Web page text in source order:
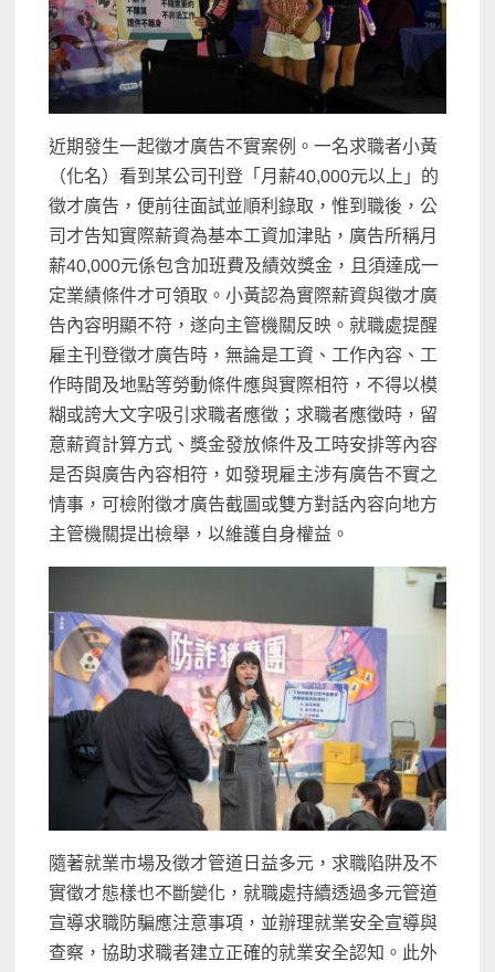
近期發生一起徵才廣告不實案例。一名求職者小黃
（化名）看到某公司刊登「月薪40,000元以上」的
徵才廣告，便前往面試並順利錄取，惟到職後，公
司才告知實際薪資為基本工資加津貼，廣告所稱月
薪40,000元係包含加班費及績效獎金，且須達成一
定業績條件才可領取。小黃認為實際薪資與徵才廣
告內容明顯不符，遂向主管機關反映。就職處提醒
雇主刊登徵才廣告時，無論是工資、工作內容、工
作時間及地點等勞動條件應與實際相符，不得以模
糊或誇大文字吸引求職者應徵；求職者應徵時，留
意薪資計算方式、獎金發放條件及工時安排等內容
是否與廣告內容相符，如發現雇主涉有廣告不實之
情事，可檢附徵才廣告截圖或雙方對話內容向地方
主管機關提出檢舉，以維護自身權益。
隨著就業市場及徵才管道日益多元，求職陷阱及不
實徵才態樣也不斷變化，就職處持續透過多元管道
宣導求職防騙應注意事項，並辦理就業安全宣導與
查察，協助求職者建立正確的就業安全認知。此外